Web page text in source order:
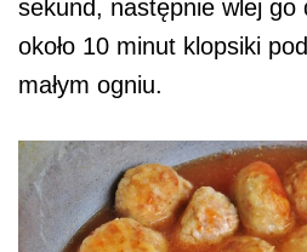
sekund, następnie wlej go
około 10 minut klopsiki
małym ogniu.